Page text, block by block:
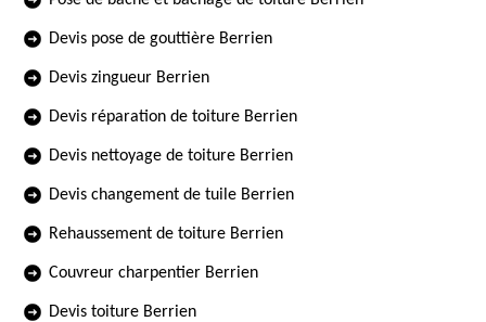
Devis pose de gouttière Berrien
Devis zingueur Berrien
Devis réparation de toiture Berrien
Devis nettoyage de toiture Berrien
Devis changement de tuile Berrien
Rehaussement de toiture Berrien
Couvreur charpentier Berrien
Devis toiture Berrien